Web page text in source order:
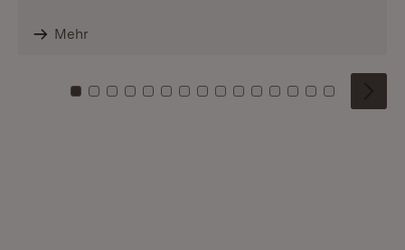
Mehr
Zu Kachel: 0
Zu Kachel: 1
Zu Kachel: 2
Zu Kachel: 3
Zu Kachel: 4
Zu Kachel: 5
Zu Kachel: 6
Zu Kachel: 7
Zu Kachel: 8
Zu Kachel: 9
Zu Kachel: 10
Zu Kachel: 11
Zu Kachel: 12
Zu Kachel:
Zu